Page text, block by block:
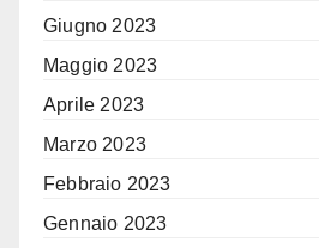
Giugno 2023
Maggio 2023
Aprile 2023
Marzo 2023
Febbraio 2023
Gennaio 2023